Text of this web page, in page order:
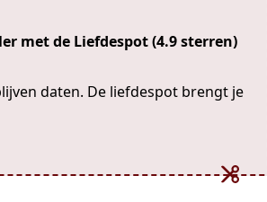
met de Liefdespot (4.9 sterren)
daten. De liefdespot brengt je